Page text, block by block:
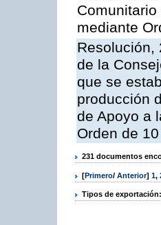
mediante
Resolución,
de la
que se
producción
de Apoyo a
Orden de
231 documentos
[Primero/ Anterior] 1,
Tipos de exportación: